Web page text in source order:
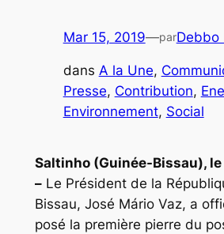
Mar 15, 2019—parDebbo
dans A la Une,
Presse, Contribution,
Environnement, Social
Saltinho (Guinée-Bissau), le
–Le Président de la
Bissau, José Mário Vaz, a
posé la première pierre du